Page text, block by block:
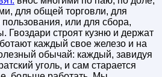
для общей торговли, для
или для сбора,
строят кузню и держат
каждый свое железо и на
обычай: каждый, завидуя
уголь, и сам старается